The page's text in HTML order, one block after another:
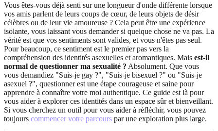
Vous êtes-vous déjà senti sur une longueur d'onde différente lorsque
vos amis parlent de leurs coups de cœur, de leurs objets de désir
célèbres ou de leur vie amoureuse ? Cela peut être une expérience
isolante, vous laissant vous demander si quelque chose ne va pas. La
vérité est que vos sentiments sont valides, et vous n'êtes pas seul.
Pour beaucoup, ce sentiment est le premier pas vers la
compréhension des identités asexuelles et aromantiques. Mais est-il
normal de questionner ma sexualité ? Absolument. Que vous
vous demandiez "Suis-je gay ?", "Suis-je bisexuel ?" ou "Suis-je
asexuel ?", questionner est une étape courageuse et saine pour
apprendre à connaître votre moi authentique. Ce guide est là pour
vous aider à explorer ces identités dans un espace sûr et bienveillant.
Si vous cherchez un outil pour vous aider à réfléchir, vous pouvez
toujours commencer votre parcours par une exploration plus large.